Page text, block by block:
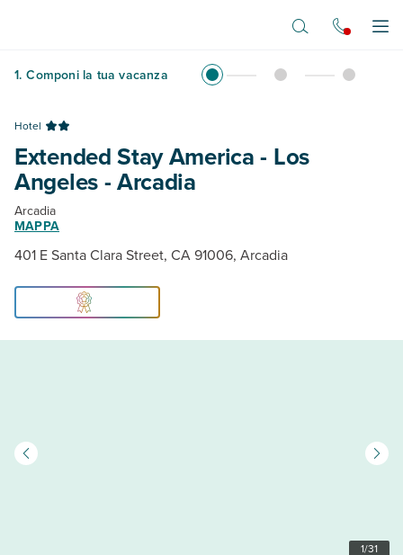
1. Componi la tua vacanza
Hotel
Extended Stay America - Los
Angeles - Arcadia
Arcadia
MAPPA
401 E Santa Clara Street, CA 91006, Arcadia
1/31